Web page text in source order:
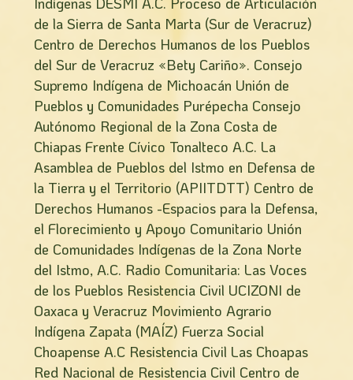
de la Sierra de Santa Marta (Sur de Veracruz)
Centro de Derechos Humanos de los Pueblos
del Sur de Veracruz «Bety Cariño». Consejo
Supremo Indígena de Michoacán Unión de
Pueblos y Comunidades Purépecha Consejo
Autónomo Regional de la Zona Costa de
Chiapas Frente Cívico Tonalteco A.C. La
Asamblea de Pueblos del Istmo en Defensa de
la Tierra y el Territorio (APIITDTT) Centro de
Derechos Humanos -Espacios para la Defensa,
el Florecimiento y Apoyo Comunitario Unión
de Comunidades Indígenas de la Zona Norte
del Istmo, A.C. Radio Comunitaria: Las Voces
de los Pueblos Resistencia Civil UCIZONI de
Oaxaca y Veracruz Movimiento Agrario
Indígena Zapata (MAÍZ) Fuerza Social
Choapense A.C Resistencia Civil Las Choapas
Red Nacional de Resistencia Civil Centro de